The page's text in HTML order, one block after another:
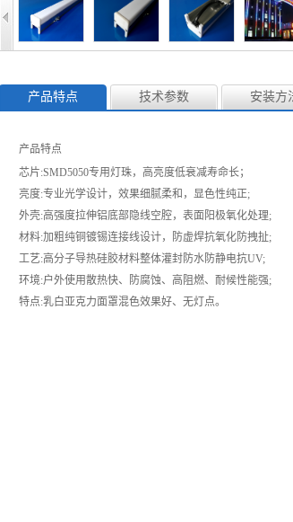
产品特点 技术参数 安装方
产品特点
芯片:SMD5050专用灯珠，高亮度低衰减寿命长；
亮度:专业光学设计，效果细腻柔和，显色性纯正;
外壳:高强度拉伸铝底部隐线空腔，表面阳极氧化处理;
材料:加粗纯铜镀锡连接线设计，防虚焊抗氧化防拽扯;
工艺:高分子导热硅胶材料整体灌封防水防静电抗UV;
环境:户外使用散热快、防腐蚀、高阻燃、耐候性能强;
特点:乳白亚克力面罩混色效果好、无灯点。